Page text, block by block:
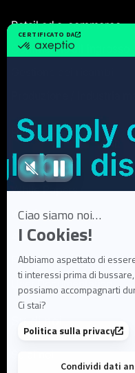
Retail ed e-commerce
Commercio all'ingrosso
Risorse
Case Studies
White Papers
Webinar
Articoli di blog
FAQ
User Documentation